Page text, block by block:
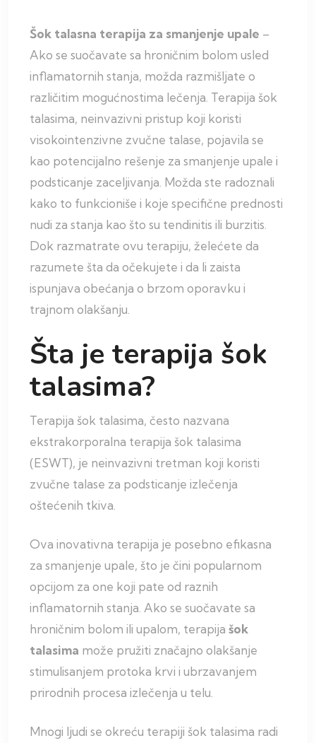
Šok talasna terapija za smanjenje upale –
Ako se suočavate sa hroničnim bolom usled
inflamatornih stanja, možda razmišljate o
različitim mogućnostima lečenja. Terapija šok
talasima, neinvazivni pristup koji koristi
visokointenzivne zvučne talase, pojavila se
kao potencijalno rešenje za smanjenje upale i
podsticanje zaceljivanja. Možda ste radoznali
kako to funkcioniše i koje specifične prednosti
nudi za stanja kao što su tendinitis ili burzitis.
Dok razmatrate ovu terapiju, želećete da
razumete šta da očekujete i da li zaista
ispunjava obećanja o brzom oporavku i
trajnom olakšanju.
Šta je terapija šok
talasima?
Terapija šok talasima, često nazvana
ekstrakorporalna terapija šok talasima
(ESWT), je neinvazivni tretman koji koristi
zvučne talase za podsticanje izlečenja
oštećenih tkiva.
Ova inovativna terapija je posebno efikasna
za smanjenje upale, što je čini popularnom
opcijom za one koji pate od raznih
inflamatornih stanja. Ako se suočavate sa
hroničnim bolom ili upalom, terapija šok
talasima može pružiti značajno olakšanje
stimulisanjem protoka krvi i ubrzavanjem
prirodnih procesa izlečenja u telu.
Mnogi ljudi se okreću terapiji šok talasima radi